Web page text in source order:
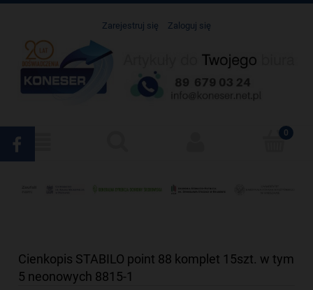
Zarejestruj się Zaloguj się
Cienkopis STABILO point 88 komplet 15szt. w tym
5 neonowych 8815-1